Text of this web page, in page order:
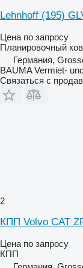
Lehnhoff (195)
Цена по запросу
Планировочный
Германия,
BAUMA Vermiet-
Связаться с
2
КПП Volvo CAT
Цена по запросу
КПП